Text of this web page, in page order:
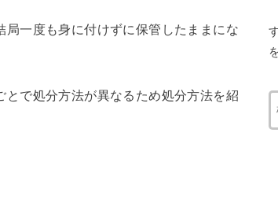
一度も身に付けずに保管したままにな
で処分方法が異なるため処分方法を紹